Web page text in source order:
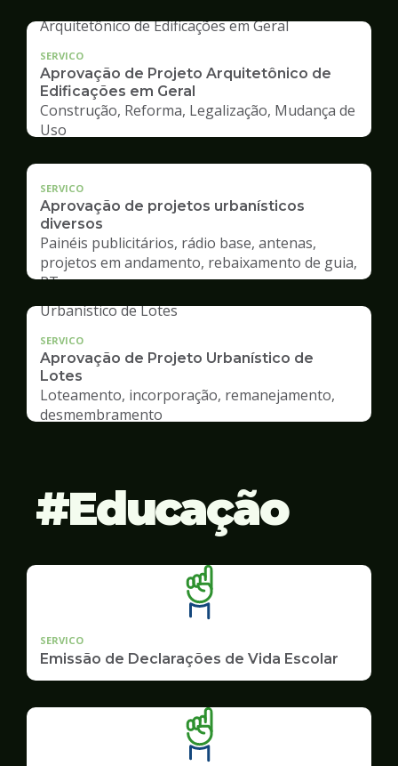
SERVICO
Aprovação de Projeto Arquitetônico de
Edificações em Geral
Construção, Reforma, Legalização, Mudança de
Uso
SERVICO
Aprovação de projetos urbanísticos
diversos
Painéis publicitários, rádio base, antenas,
projetos em andamento, rebaixamento de guia,
RT
SERVICO
Aprovação de Projeto Urbanístico de
Lotes
Loteamento, incorporação, remanejamento,
desmembramento
Educação
SERVICO
Emissão de Declarações de Vida Escolar